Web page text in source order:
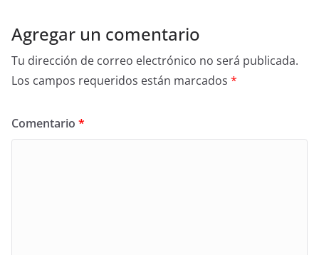
Agregar un comentario
Tu dirección de correo electrónico no será publicada.
Los campos requeridos están marcados *
Comentario *